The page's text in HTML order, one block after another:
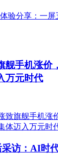
舰手机涨价
万元时代
访：AI时